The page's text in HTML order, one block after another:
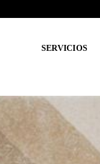
SERVICIOS